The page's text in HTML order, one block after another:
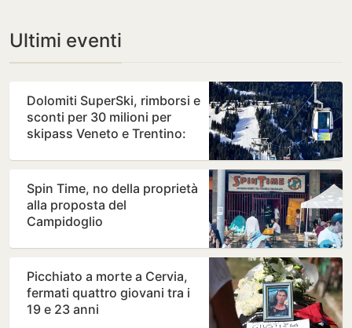
Ultimi eventi
Dolomiti SuperSki, rimborsi e
sconti per 30 milioni per
skipass Veneto e Trentino:
Spin Time, no della proprietà
alla proposta del
Campidoglio
Picchiato a morte a Cervia,
fermati quattro giovani tra i
19 e 23 anni